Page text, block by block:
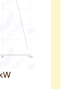
80 100